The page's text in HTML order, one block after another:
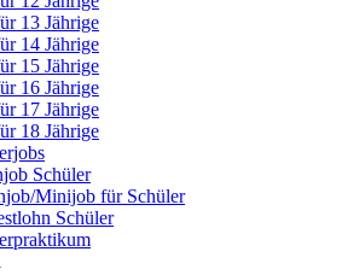
13 Jährige
14 Jährige
15 Jährige
16 Jährige
17 Jährige
18 Jährige
Schüler
Minijob für Schüler
Schüler